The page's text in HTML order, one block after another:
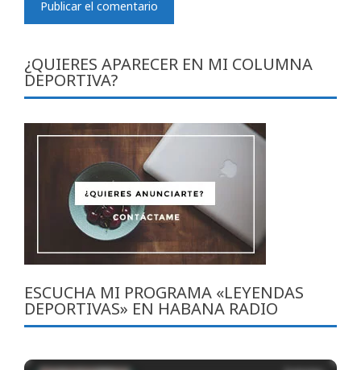
¿QUIERES APARECER EN MI COLUMNA
DEPORTIVA?
ESCUCHA MI PROGRAMA «LEYENDAS
DEPORTIVAS» EN HABANA RADIO